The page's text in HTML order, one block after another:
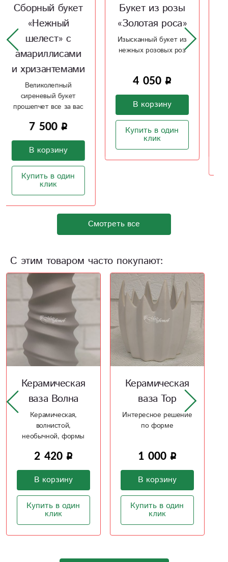
Букет из розы
«Золотая роса»
Изысканный букет из
нежных розовых роз
4 050
В корзину
Купить в один
клик
Букет «Шарм»
из гортензии и
хризантем
Великолепный букет
гортензии, розы,
альстромериии
8 200
В корзину
Смотреть все
С этим товаром часто покупают:
Керамическая
ваза Тор
Интересное решение
по форме
1 000
В корзину
Купить в один
клик
Шоколадницы -
3 в одном
Шоколадницы -
открытка - конверт
400
В корзину
Купить в один
клик